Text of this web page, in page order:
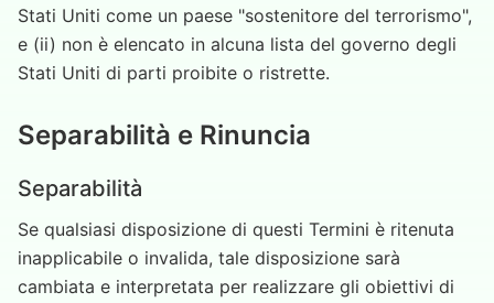
Stati Uniti come un paese "sostenitore del terrorismo",
e (ii) non è elencato in alcuna lista del governo degli
Stati Uniti di parti proibite o ristrette.
Separabilità e Rinuncia
Separabilità
Se qualsiasi disposizione di questi Termini è ritenuta
inapplicabile o invalida, tale disposizione sarà
cambiata e interpretata per realizzare gli obiettivi di